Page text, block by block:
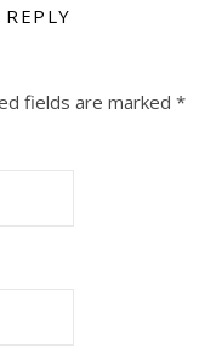
REPLY
fields are marked *